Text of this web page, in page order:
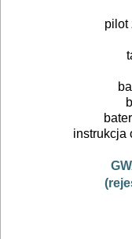
DREWNA
pilot
instrukcja